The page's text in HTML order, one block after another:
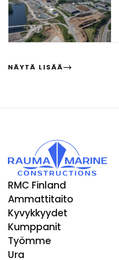
NÄYTÄ LISÄÄ
RMC Finland
Ammattitaito
Kyvykkyydet
Kumppanit
Työmme
Ura